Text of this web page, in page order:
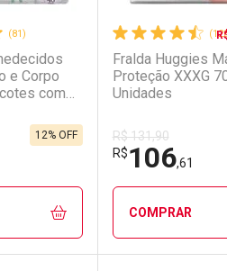
(81)
e Corpo
com
12% OFF
Fralda Huggies
Proteção XXXG
Unidades
R$ 131,90
R$106,61
COMPRAR